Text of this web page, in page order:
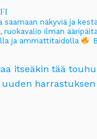
saamaan näkyviä ja
ruokavalio ilman
ja ammattitaidolla